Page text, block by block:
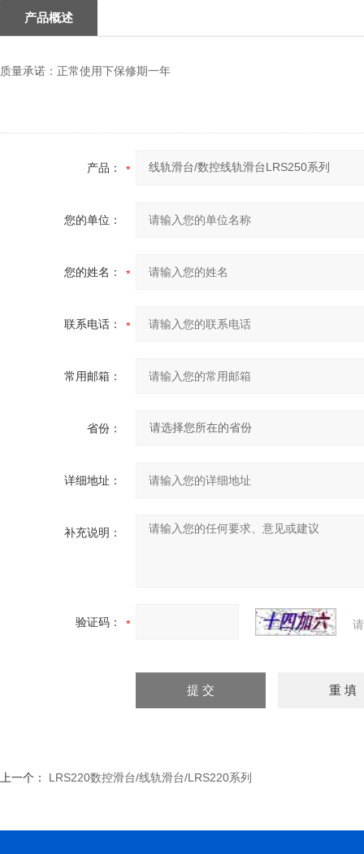
产品概述
质量承诺：正常使用下保修期一年
产品：
您的单位：
您的姓名：
联系电话：
常用邮箱：
省份：
详细地址：
补充说明：
验证码：
上一个： LRS220数控滑台/线轨滑台/LRS220系列